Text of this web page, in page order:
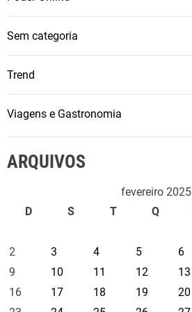
s
g
t
a
é
e
Sem categoria
Trend
Viagens e Gastronomia
ARQUIVOS
fevereiro 2025
D
S T Q
2
3 4 5 6
9
10 11 12 13
16
17 18 19 20